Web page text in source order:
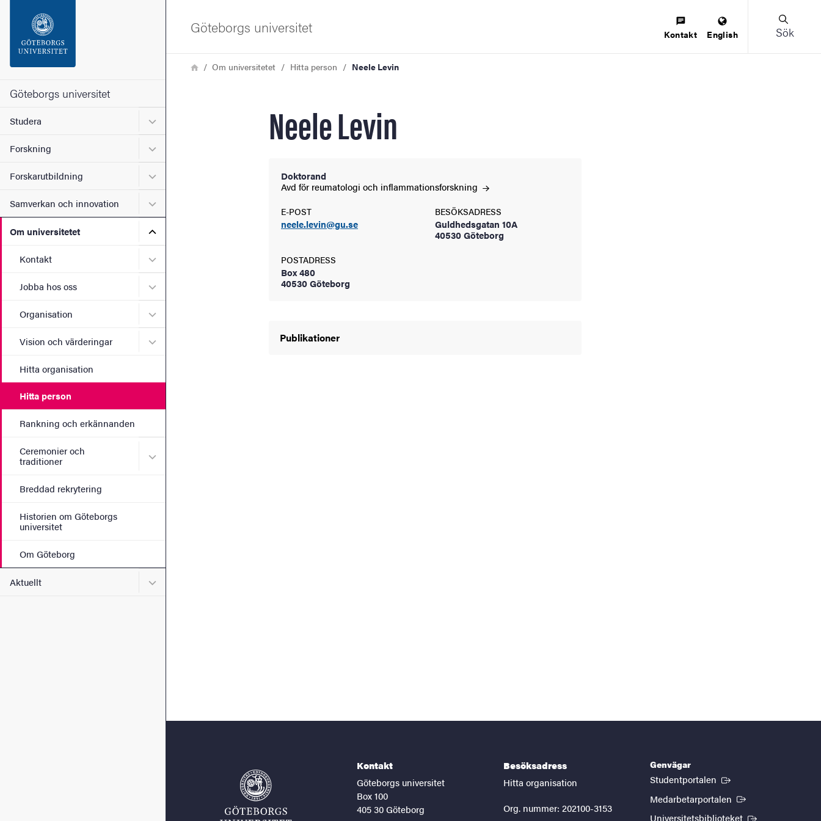
Sidfoten
Om webbplatsen
Göteborgs universitet
Studera Undermeny för Studera
Forskning Undermeny för Forskning
Forskarutbildning Undermeny för Forskarutbildning
Samverkan och innovation Undermeny för Samverkan och innovation
Om universitetet Undermeny för Om universitetet
Kontakt Undermeny för Kontakt
Jobba hos oss Undermeny för Jobba hos oss
Organisation Undermeny för Organisation
Vision och värderingar Undermeny för Vision och värderingar
Hitta organisation
Hitta person
Rankning och erkännanden
Ceremonier och
traditioner
Undermeny för Ceremonier och traditioner
Breddad rekrytering
Historien om Göteborgs
universitet
Om Göteborg
Aktuellt Undermeny för Aktuellt
Göteborgs universitet Kontakt English Sök
LänkstigHemOm universitetet Hitta person Neele Levin
Neele Levin
Doktorand
Avd för reumatologi och inflammationsforskning
E-POST
neele.levin@gu.se
BESÖKSADRESS
Guldhedsgatan 10A
40530 Göteborg
POSTADRESS
Box 480
40530 Göteborg
Publikationer
Kontakt
Göteborgs universitet
Box 100
405 30 Göteborg
Besöksadress
Hitta organisation
Org. nummer: 202100-3153
Genvägar
Studentportalen (Extern länk)
Medarbetarportalen (Extern länk)
Universitetsbiblioteket (Extern länk)